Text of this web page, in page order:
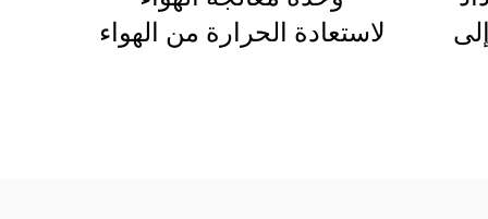
لاستعادة الحرارة من الهواء